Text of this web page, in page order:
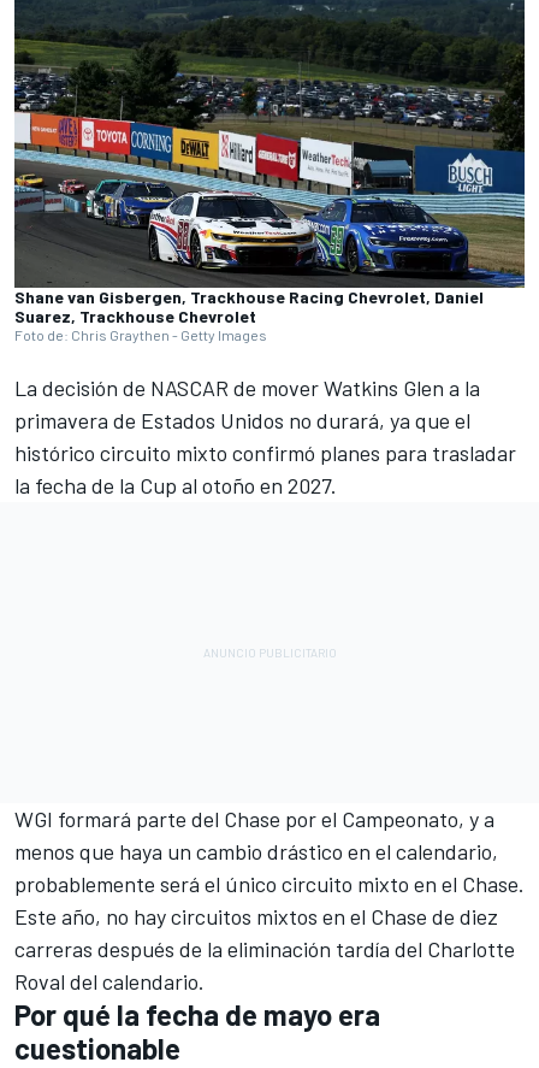
Shane van Gisbergen, Trackhouse Racing Chevrolet, Daniel
Suarez, Trackhouse Chevrolet
Foto de: Chris Graythen - Getty Images
La decisión de NASCAR de mover Watkins Glen a la
primavera de Estados Unidos no durará, ya que el
histórico circuito mixto confirmó planes para trasladar
la fecha de la Cup al otoño en 2027.
WGI formará parte del Chase por el Campeonato, y a
menos que haya un cambio drástico en el calendario,
probablemente será el único circuito mixto en el Chase.
Este año, no hay circuitos mixtos en el Chase de diez
carreras después de la eliminación tardía del Charlotte
Roval del calendario.
Por qué la fecha de mayo era
cuestionable